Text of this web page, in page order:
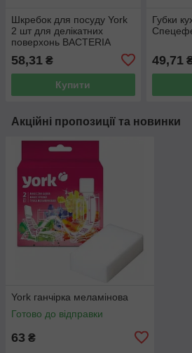
Шкребок для посуду York
2 шт для делікатних
поверхонь BACTERIA
58,31 ₴
Купити
Губки
49,71
Акційні пропозиції та новинки
York ганчірка меламінова
Готово до відправки
63 ₴